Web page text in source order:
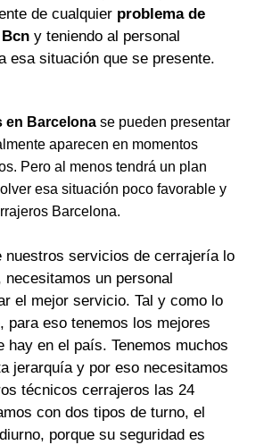
de cualquier problema de
y teniendo al personal
esa situación que se presente.
en Barcelona se pueden presentar
aparecen en momentos
Pero al menos tendrá un plan
esa situación poco favorable y
Barcelona.
nuestros servicios de cerrajería lo
necesitamos un personal
el mejor servicio. Tal y como lo
para eso tenemos los mejores
hay en el país. Tenemos muchos
jerarquía y por eso necesitamos
técnicos cerrajeros las 24
con dos tipos de turno, el
porque su seguridad es